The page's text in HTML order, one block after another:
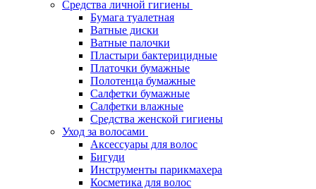
Средства личной гигиены
Бумага туалетная
Ватные диски
Ватные палочки
Пластыри бактерицидные
Платочки бумажные
Полотенца бумажные
Салфетки бумажные
Салфетки влажные
Средства женской гигиены
Уход за волосами
Аксессуары для волос
Бигуди
Инструменты парикмахера
Косметика для волос